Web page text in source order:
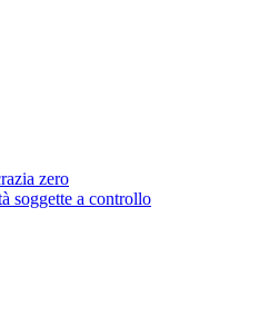
zero
soggette a controllo